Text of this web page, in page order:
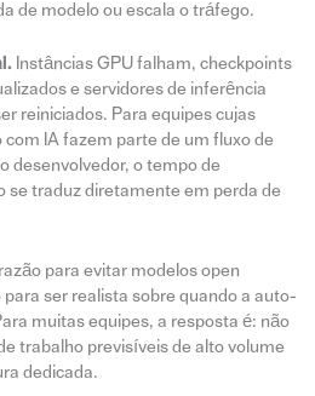
de modelo ou escala o tráfego.
Instâncias GPU falham, checkpoints
e servidores de inferência
reiniciados. Para equipes cujas
IA fazem parte de um fluxo de
desenvolvedor, o tempo de
se traduz diretamente em perda de
para evitar modelos open
ser realista sobre quando a auto-
muitas equipes, a resposta é: não
trabalho previsíveis de alto volume
dedicada.